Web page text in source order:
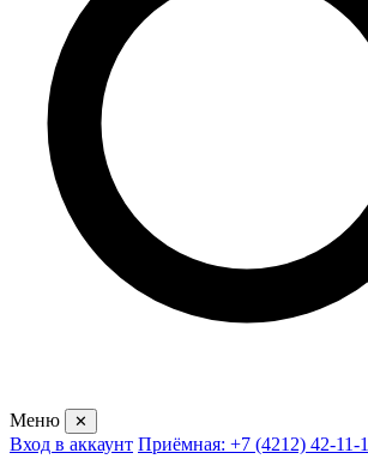
Меню ✕
Вход в аккаунт Приёмная: +7 (4212) 42-11-